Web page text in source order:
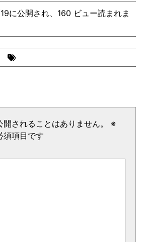
に公開され、160 ビュー読まれま
されることはありません。
※
須項目です